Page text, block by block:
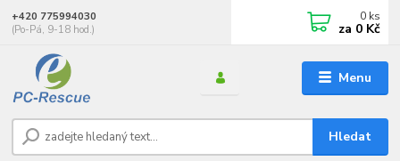
Menu
Hledat
+420 775994030
(Po-Pá, 9-18 hod.)
0 ks
za 0 Kč